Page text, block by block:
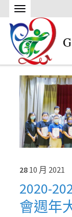
28 10 月 2021
2020-
會週年